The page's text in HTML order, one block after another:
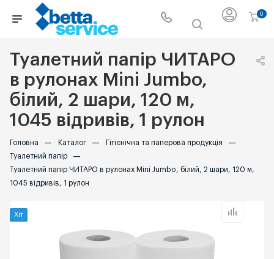
0
Туалетний папір ЧИТАРО
в рулонах Mini Jumbo,
білий, 2 шари, 120 м,
1045 відривів, 1 рулон
Головна — Каталог — Гігієнічна та паперова продукція —
Туалетний папір —
Туалетний папір ЧИТАРО в рулонах Mini Jumbo, білий, 2 шари, 120 м,
1045 відривів, 1 рулон
Хіт